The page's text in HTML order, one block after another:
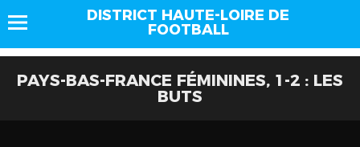
DISTRICT HAUTE-LOIRE DE
FOOTBALL
PAYS-BAS-FRANCE FÉMININES, 1-2 : LES
BUTS